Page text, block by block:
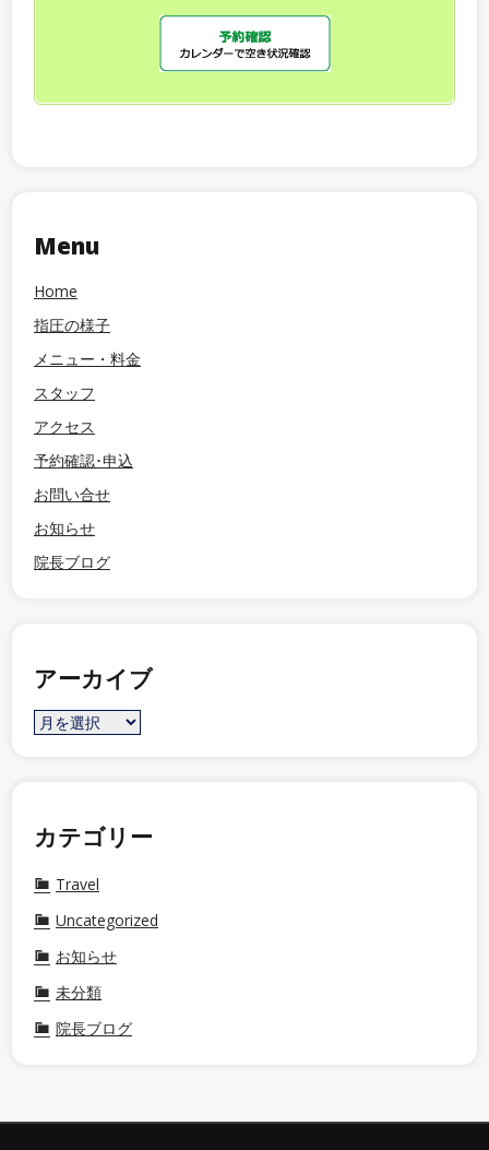
Menu
Home
指圧の様子
メニュー・料金
スタッフ
アクセス
予約確認･申込
お問い合せ
お知らせ
院長ブログ
アーカイブ
カテゴリー
Travel
Uncategorized
お知らせ
未分類
院長ブログ